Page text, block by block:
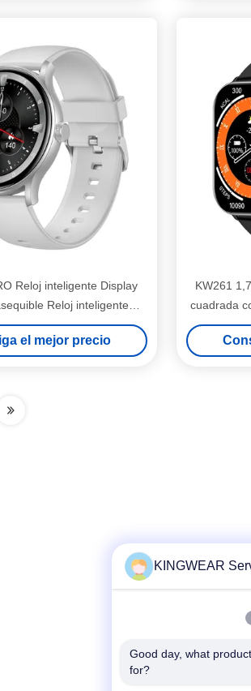
Reloj inteligente Display
Reloj inteligente
IP68
el mejor precio
KW261
cuadrada
KINGWEAR
Good day, what
for?